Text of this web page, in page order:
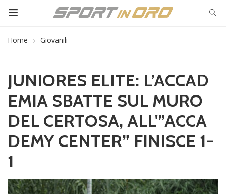
Home Giovanili
JUNIORES ELITE: L’ACCAD
EMIA SBATTE SUL MURO
DEL CERTOSA, ALL'”ACCA
DEMY CENTER” FINISCE 1-
1